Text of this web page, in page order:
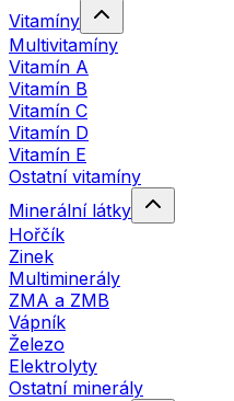
Vitamíny
Multivitamíny
Vitamín A
Vitamín B
Vitamín C
Vitamín D
Vitamín E
Ostatní vitamíny
Minerální látky
Hořčík
Zinek
Multiminerály
ZMA a ZMB
Vápník
Železo
Elektrolyty
Ostatní minerály